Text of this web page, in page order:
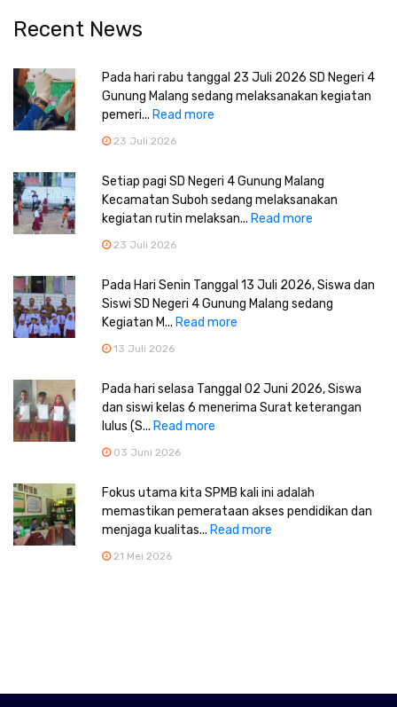
Recent News
Pada hari rabu tanggal 23 Juli 2026 SD Negeri 4
Gunung Malang sedang melaksanakan kegiatan
pemeri... Read more
23 Juli 2026
Setiap pagi SD Negeri 4 Gunung Malang
Kecamatan Suboh sedang melaksanakan
kegiatan rutin melaksan... Read more
23 Juli 2026
Pada Hari Senin Tanggal 13 Juli 2026, Siswa dan
Siswi SD Negeri 4 Gunung Malang sedang
Kegiatan M... Read more
13 Juli 2026
Pada hari selasa Tanggal 02 Juni 2026, Siswa
dan siswi kelas 6 menerima Surat keterangan
lulus (S... Read more
03 Juni 2026
Fokus utama kita SPMB kali ini adalah
memastikan pemerataan akses pendidikan dan
menjaga kualitas... Read more
21 Mei 2026